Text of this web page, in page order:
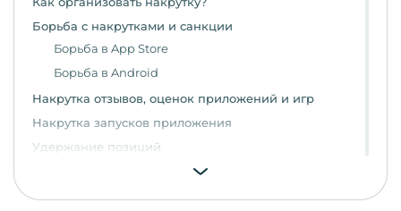
Борьба с накрутками и санкции
Борьба в App Store
Борьба в Android
Накрутка отзывов, оценок приложений и игр
Накрутка запусков приложения
Удержание позиций
Накрутка позиций в поисковой выдаче в ТОП